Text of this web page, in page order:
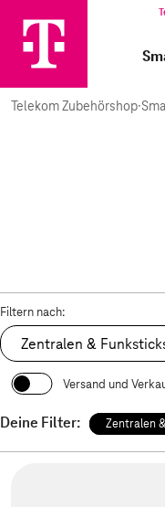
Telekom Zubehörshop·
Filtern nach:
Ausgewählt:
Zentralen &
Versand und
Deine Filter: Zentralen